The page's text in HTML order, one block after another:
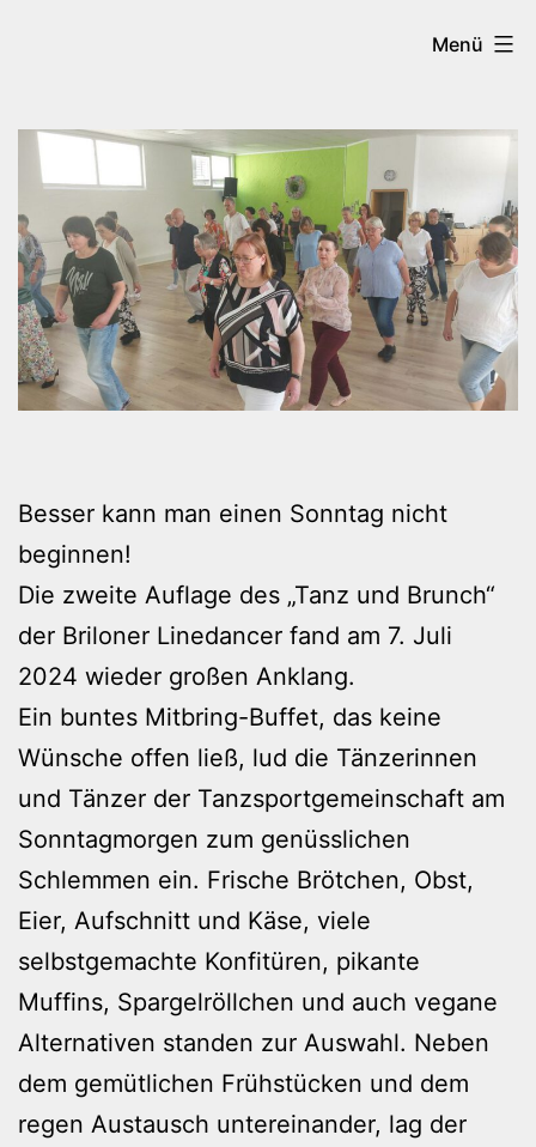
Menü
Besser kann man einen Sonntag nicht
beginnen!
Die zweite Auflage des „Tanz und Brunch“
der Briloner Linedancer fand am 7. Juli
2024 wieder großen Anklang.
Ein buntes Mitbring-Buffet, das keine
Wünsche offen ließ, lud die Tänzerinnen
und Tänzer der Tanzsportgemeinschaft am
Sonntagmorgen zum genüsslichen
Schlemmen ein. Frische Brötchen, Obst,
Eier, Aufschnitt und Käse, viele
selbstgemachte Konfitüren, pikante
Muffins, Spargelröllchen und auch vegane
Alternativen standen zur Auswahl. Neben
dem gemütlichen Frühstücken und dem
regen Austausch untereinander, lag der